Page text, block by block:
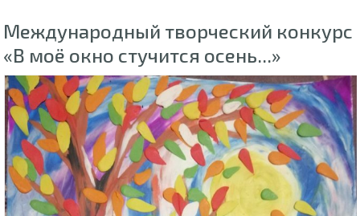
Международный творческий конкурс
«В моё окно стучится осень...»